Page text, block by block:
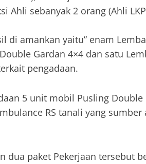
Ahli sebanyak 2 orang (Ahli
amankan yaitu” enam
Gardan 4×4 dan satu
pengadaan.
5 unit mobil Pusling
RS tanali yang
dua paket Pekerjaan tersebut